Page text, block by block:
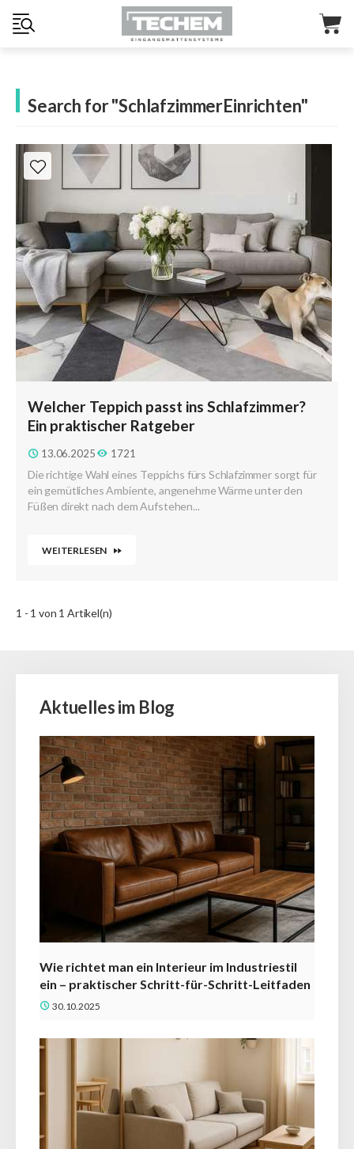
Search for "SchlafzimmerEinrichten"
Welcher Teppich passt ins Schlafzimmer?
Ein praktischer Ratgeber
13.06.2025 1721
Die richtige Wahl eines Teppichs fürs Schlafzimmer sorgt für
ein gemütliches Ambiente, angenehme Wärme unter den
Füßen direkt nach dem Aufstehen...
WEITERLESEN
1 - 1 von 1 Artikel(n)
Aktuelles im Blog
Wie richtet man ein Interieur im Industriestil
ein – praktischer Schritt-für-Schritt-Leitfaden
30.10.2025